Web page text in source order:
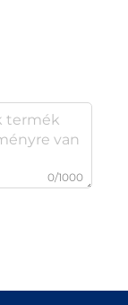
0/1000